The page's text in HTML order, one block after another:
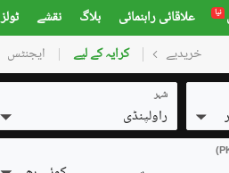
نیا علاقائی راہنمائی بلاگ نقشے ٹولز
خریدیے گھر پلاٹس کمرشل کرایہ کے لیے ایجنٹس
شہر
راولپنڈی